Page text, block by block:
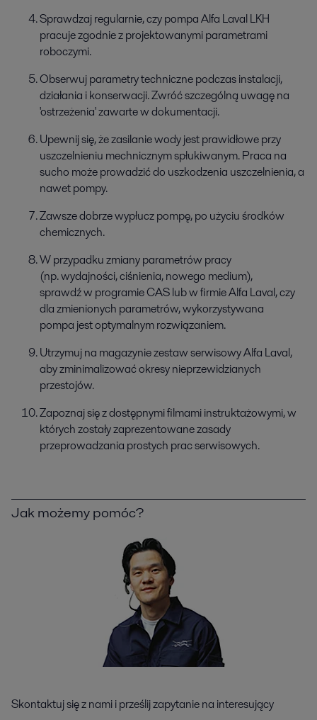
Sprawdzaj regularnie, czy pompa Alfa Laval LKH
pracuje zgodnie z projektowanymi parametrami
roboczymi.
Obserwuj parametry techniczne podczas instalacji,
działania i konserwacji. Zwróć szczególną uwagę na
'ostrzeżenia' zawarte w dokumentacji.
Upewnij się, że zasilanie wody jest prawidłowe przy
uszczelnieniu mechnicznym spłukiwanym. Praca na
sucho może prowadzić do uszkodzenia uszczelnienia, a
nawet pompy.
Zawsze dobrze wypłucz pompę, po użyciu środków
chemicznych.
W przypadku zmiany parametrów pracy
(np. wydajności, ciśnienia, nowego medium),
sprawdź w programie CAS lub w firmie Alfa Laval, czy
dla zmienionych parametrów, wykorzystywana
pompa jest optymalnym rozwiązaniem.
Utrzymuj na magazynie zestaw serwisowy Alfa Laval,
aby zminimalizować okresy nieprzewidzianych
przestojów.
Zapoznaj się z dostępnymi filmami instruktażowymi, w
których zostały zaprezentowane zasady
przeprowadzania prostych prac serwisowych.
Jak możemy pomóc?
Skontaktuj się z nami i prześlij zapytanie na interesujący